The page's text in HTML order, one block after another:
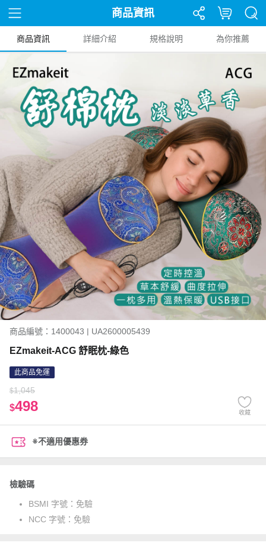
商品資訊
商品資訊 詳細介紹 規格說明 為你推薦
商品編號：1400043 | UA2600005439
EZmakeit-ACG 舒眠枕-綠色
此商品免運
$1,045
$498 收藏
※不適用優惠券
檢驗碼
BSMI 字號： 免驗
NCC 字號： 免驗